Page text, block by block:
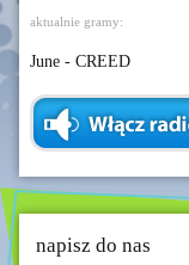
aktualnie gramy:
June - CREED
napisz do nas